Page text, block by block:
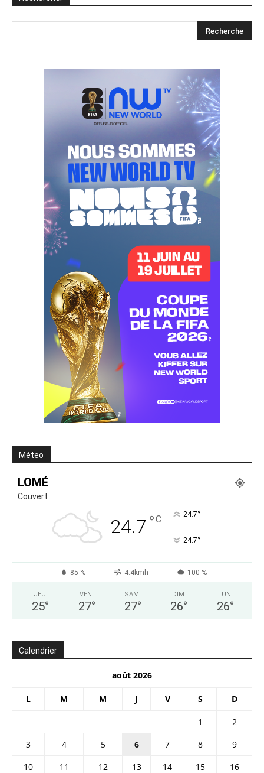
Méteo
LOMÉ
Couvert
24.7 °C 24.7°
24.7°
85 % 4.4kmh 100 %
JEU
25°
VEN
27°
SAM
27°
DIM
26°
LUN
26°
Calendrier
août 2026
L M M J V S D
1
2
3
4 5 6 7 8
9
10
11 12 13 14 15
16